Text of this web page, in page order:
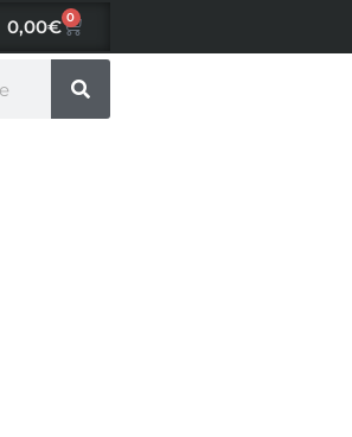
0,00€ 0